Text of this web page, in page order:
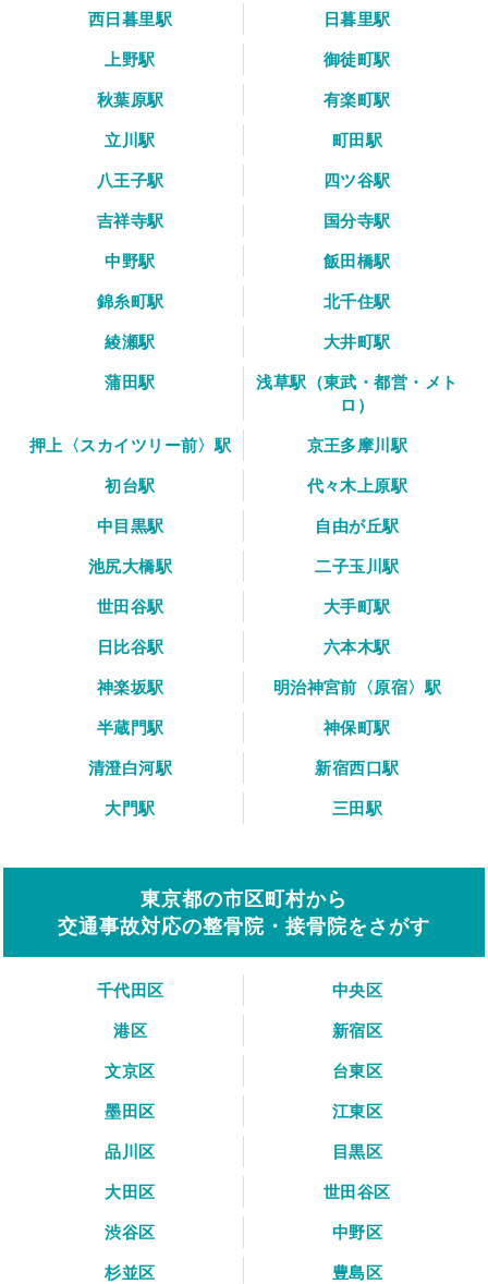
西日暮里駅
日暮里駅
上野駅
御徒町駅
秋葉原駅
有楽町駅
立川駅
町田駅
八王子駅
四ツ谷駅
吉祥寺駅
国分寺駅
中野駅
飯田橋駅
錦糸町駅
北千住駅
綾瀬駅
大井町駅
蒲田駅
浅草駅（東武・都営・メト
ロ）
押上〈スカイツリー前〉駅
京王多摩川駅
初台駅
代々木上原駅
中目黒駅
自由が丘駅
池尻大橋駅
二子玉川駅
世田谷駅
大手町駅
日比谷駅
六本木駅
神楽坂駅
明治神宮前〈原宿〉駅
半蔵門駅
神保町駅
清澄白河駅
新宿西口駅
大門駅
三田駅
東京都の市区町村から
交通事故対応の整骨院・接骨院をさがす
千代田区
中央区
港区
新宿区
文京区
台東区
墨田区
江東区
品川区
目黒区
大田区
世田谷区
渋谷区
中野区
杉並区
豊島区